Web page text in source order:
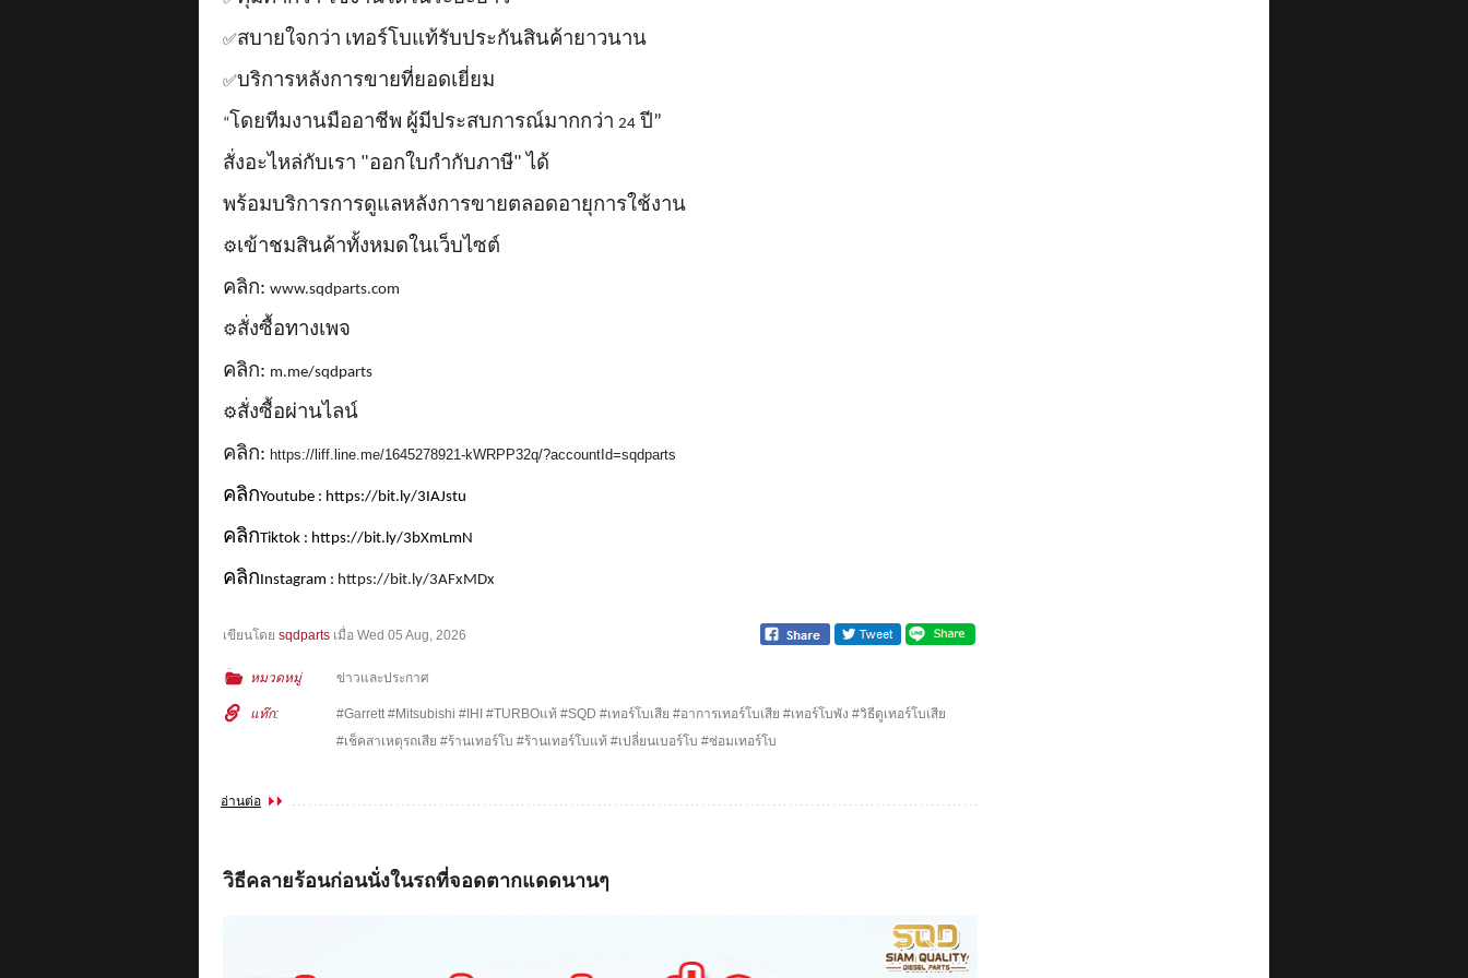
✅สบายใจกว่า เทอร์โบแท้รับประกันสินค้ายาวนาน
✅บริการหลังการขายที่ยอดเยี่ยม
“ โดยทีมงานมืออาชีพ ผู้มีประสบการณ์มากกว่า 24 ปี”
สั่งอะไหล่กับเรา "ออกใบกำกับภาษี" ได้
พร้อมบริการการดูแลหลังการขายตลอดอายุการใช้งาน
⚙️เข้าชมสินค้าทั้งหมดในเว็บไซต์
คลิก: www.sqdparts.com
⚙️สั่งซื้อทางเพจ
คลิก: m.me/sqdparts
⚙️สั่งซื้อผ่านไลน์
คลิก: https://liff.line.me/1645278921-kWRPP32q/?accountId=sqdparts
คลิกYoutube : https://bit.ly/3IAJstu
คลิกTiktok : https://bit.ly/3bXmLmN
คลิกInstagram : https://bit.ly/3AFxMDx
เขียนโดย sqdparts เมื่อ Wed 05 Aug, 2026
หมวดหมู่ ข่าวและประกาศ
แท๊ก:
#Garrett #Mitsubishi #IHI #TURBOแท้ #SQD #เทอร์โบเสีย #อาการเทอร์โบเสีย #เทอร์โบพัง #วิธีดูเทอร์โบเสีย
#เช็คสาเหตุรถเสีย #ร้านเทอร์โบ #ร้านเทอร์โบแท้ #เปลี่ยนเบอร์โบ #ซ่อมเทอร์โบ
อ่านต่อ
วิธีคลายร้อนก่อนนั่งในรถที่จอดตากแดดนานๆ